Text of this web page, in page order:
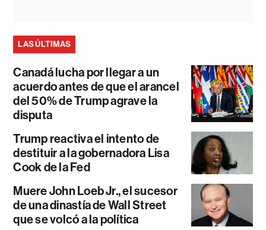
LAS ÚLTIMAS
Canadá lucha por llegar a un
acuerdo antes de que el arancel
del 50% de Trump agrave la
disputa
Trump reactiva el intento de
destituir a la gobernadora Lisa
Cook de la Fed
Muere John Loeb Jr., el sucesor
de una dinastía de Wall Street
que se volcó a la política